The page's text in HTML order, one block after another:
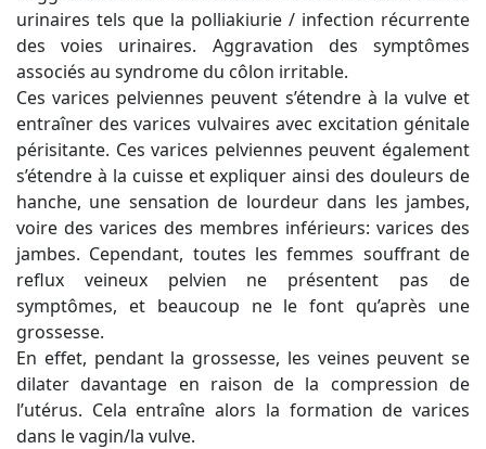
urinaires tels que la polliakiurie / infection récurrente
des voies urinaires. Aggravation des symptômes
associés au syndrome du côlon irritable.
Ces varices pelviennes peuvent s’étendre à la vulve et
entraîner des varices vulvaires avec excitation génitale
périsitante. Ces varices pelviennes peuvent également
s’étendre à la cuisse et expliquer ainsi des douleurs de
hanche, une sensation de lourdeur dans les jambes,
voire des varices des membres inférieurs: varices des
jambes. Cependant, toutes les femmes souffrant de
reflux veineux pelvien ne présentent pas de
symptômes, et beaucoup ne le font qu’après une
grossesse.
En effet, pendant la grossesse, les veines peuvent se
dilater davantage en raison de la compression de
l’utérus. Cela entraîne alors la formation de varices
dans le vagin/la vulve.